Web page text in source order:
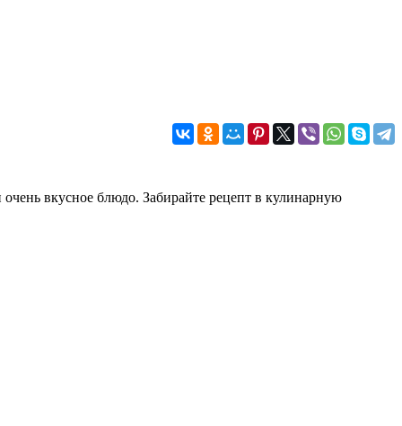
вкусное блюдо. Забирайте рецепт в кулинарную